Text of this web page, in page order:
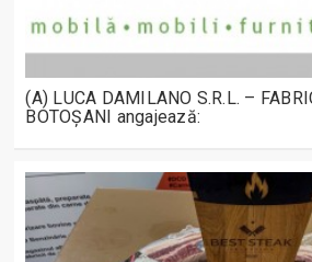
(A) LUCA DAMILANO S.R.L. –
BOTOȘANI angajează: